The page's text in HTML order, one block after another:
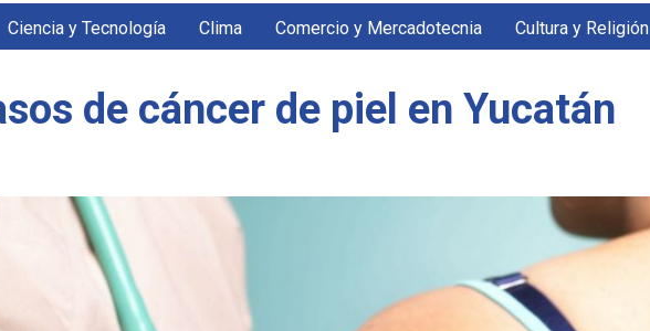
Ciencia y Tecnología Clima Comercio y Mercadotecnia Cultura y Religión
de cáncer de piel en Yucatán